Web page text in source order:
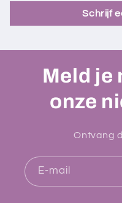
Schrijf
Meld je
onze
Ontvang
E‑mail